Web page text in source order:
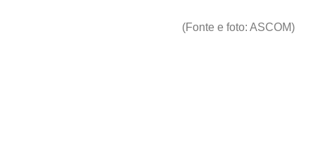
(Fonte e foto: ASCOM)